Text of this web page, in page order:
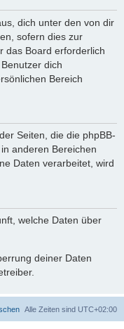
dich unter den von dir
sofern dies zur
das Board erforderlich
dich
Bereich
Seiten, die die phpBB-
anderen Bereichen
Daten verarbeitet, wird
welche Daten über
deiner Daten
Alle Zeiten sind UTC+02:00